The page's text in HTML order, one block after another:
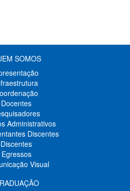
SOMOS
Docentes
Administrativos
Discentes
Discentes
Egressos
Visual